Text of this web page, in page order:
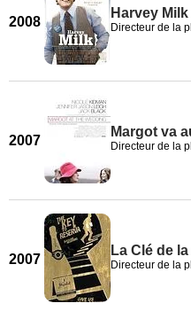
2008
Harvey Milk
Directeur de la
2007
Margot va
Directeur de la
2007
La Clé de
Directeur de la